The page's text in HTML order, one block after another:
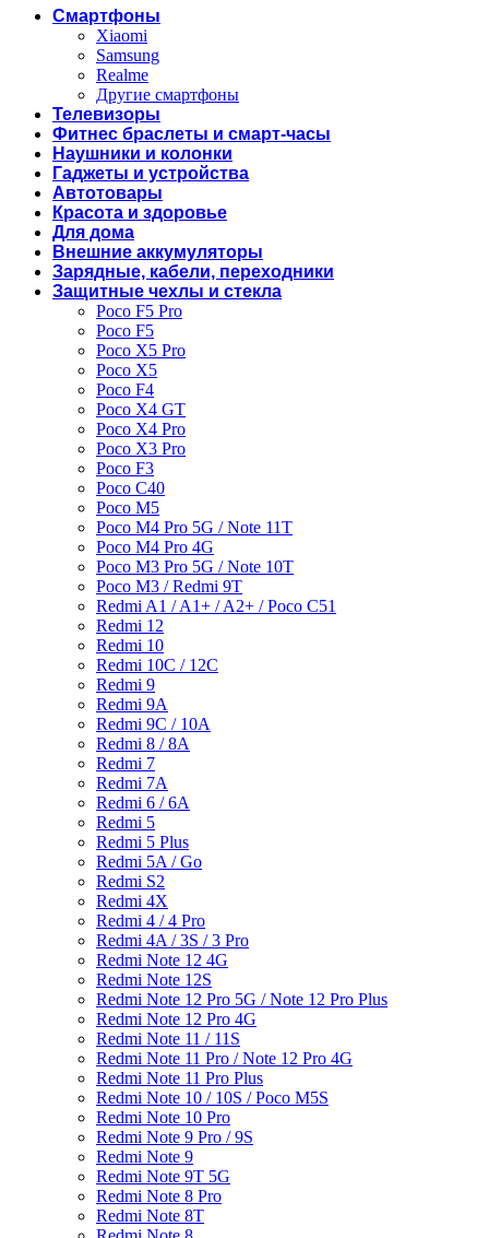
Смартфоны
Xiaomi
Samsung
Realme
Другие смартфоны
Телевизоры
Фитнес браслеты и смарт-часы
Наушники и колонки
Гаджеты и устройства
Автотовары
Красота и здоровье
Для дома
Внешние аккумуляторы
Зарядные, кабели, переходники
Защитные чехлы и стекла
Poco F5 Pro
Poco F5
Poco X5 Pro
Poco X5
Poco F4
Poco X4 GT
Poco X4 Pro
Poco X3 Pro
Poco F3
Poco C40
Poco M5
Poco M4 Pro 5G / Note 11T
Poco M4 Pro 4G
Poco M3 Pro 5G / Note 10T
Poco M3 / Redmi 9T
Redmi A1 / A1+ / A2+ / Poco C51
Redmi 12
Redmi 10
Redmi 10C / 12C
Redmi 9
Redmi 9A
Redmi 9C / 10A
Redmi 8 / 8A
Redmi 7
Redmi 7A
Redmi 6 / 6A
Redmi 5
Redmi 5 Plus
Redmi 5A / Go
Redmi S2
Redmi 4X
Redmi 4 / 4 Pro
Redmi 4A / 3S / 3 Pro
Redmi Note 12 4G
Redmi Note 12S
Redmi Note 12 Pro 5G / Note 12 Pro Plus
Redmi Note 12 Pro 4G
Redmi Note 11 / 11S
Redmi Note 11 Pro / Note 12 Pro 4G
Redmi Note 11 Pro Plus
Redmi Note 10 / 10S / Poco M5S
Redmi Note 10 Pro
Redmi Note 9 Pro / 9S
Redmi Note 9
Redmi Note 9T 5G
Redmi Note 8 Pro
Redmi Note 8T